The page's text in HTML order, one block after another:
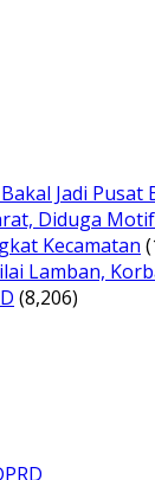
Jadi
Diduga
Kecamatan
Lamban,
(8,206)